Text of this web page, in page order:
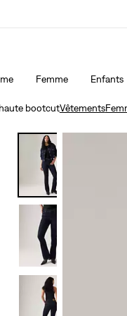
Femme Enfants
bootcutVêtements